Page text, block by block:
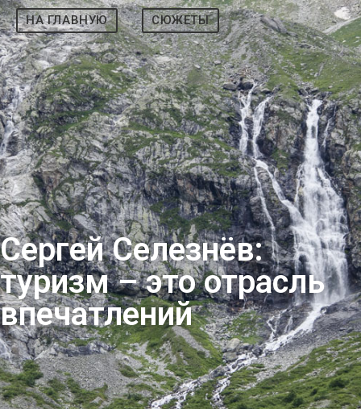
НА ГЛАВНУЮ СЮЖЕТЫ
Сергей Селезнёв:
туризм – это отрасль
впечатлений